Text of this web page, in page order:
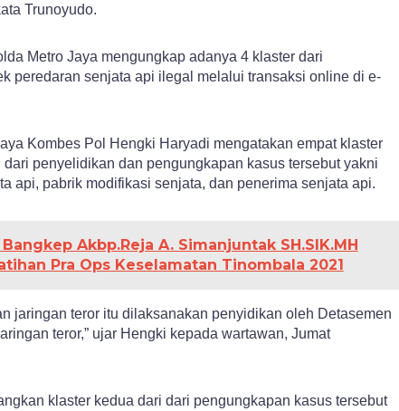
Trunoyudo.
Metro Jaya mengungkap adanya 4 klaster dari
peredaran senjata api ilegal melalui transaksi online di e-
Kombes Pol Hengki Haryadi mengatakan empat klaster
penyelidikan dan pengungkapan kasus tersebut yakni
api, pabrik modifikasi senjata, dan penerima senjata api.
Akbp.Reja A. Simanjuntak SH.SIK.MH
Pra Ops Keselamatan Tinombala 2021
jaringan teror itu dilaksanakan penyidikan oleh Detasemen
teror,” ujar Hengki kepada wartawan, Jumat
klaster kedua dari dari pengungkapan kasus tersebut